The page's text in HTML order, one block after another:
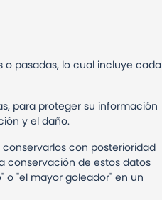
o pasadas, lo cual incluye cada
para proteger su información
y el daño.
con posterioridad
conservación de estos datos
o "el mayor goleador" en un